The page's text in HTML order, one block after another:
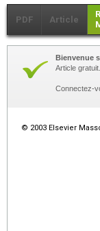
PDF Article
Bienvenue
Article gratuit.
Connectez-
© 2003 Elsevier